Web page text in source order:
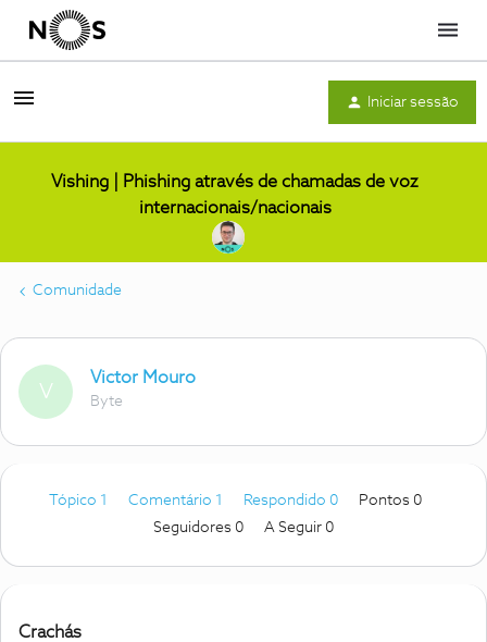
Menu
Iniciar sessão
Vishing | Phishing através de chamadas de voz
internacionais/nacionais
Comunidade
V
Victor Mouro
Byte
Tópico 1 Comentário 1 Respondido 0
Pontos 0
Seguidores 0 A Seguir 0
Crachás